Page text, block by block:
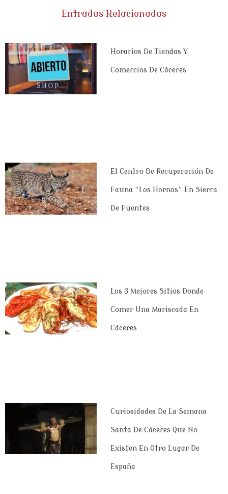
Entradas Relacionadas
Horarios De Tiendas Y
Comercios De Cáceres
El Centro De Recuperación De
Fauna “Los Hornos” En Sierra
De Fuentes
Los 3 Mejores Sitios Donde
Comer Una Mariscada En
Cáceres
Curiosidades De La Semana
Santa De Cáceres Que No
Existen En Otro Lugar De
España